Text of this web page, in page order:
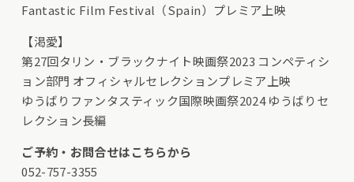
Fantastic Film Festival（Spain）プレミア上映
【渇愛】
第27回タリン・ブラックナイト映画祭2023 コンペティシ
ョン部門 オフィシャルセレクションプレミア上映
ゆうばりファンタスティック国際映画祭2024 ゆうばりセ
レクション長編
ご予約・お問合せはこちらから
052-757-3355